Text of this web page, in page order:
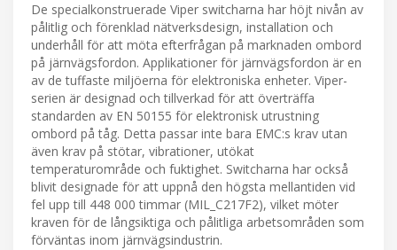
De specialkonstruerade Viper switcharna har höjt nivån av
pålitlig och förenklad nätverksdesign, installation och
underhåll för att möta efterfrågan på marknaden ombord
på järnvägsfordon. Applikationer för järnvägsfordon är en
av de tuffaste miljöerna för elektroniska enheter. Viper-
serien är designad och tillverkad för att överträffa
standarden av EN 50155 för elektronisk utrustning
ombord på tåg. Detta passar inte bara EMC:s krav utan
även krav på stötar, vibrationer, utökat
temperaturområde och fuktighet. Switcharna har också
blivit designade för att uppnå den högsta mellantiden vid
fel upp till 448 000 timmar (MIL_C217F2), vilket möter
kraven för de långsiktiga och pålitliga arbetsområden som
förväntas inom järnvägsindustrin.